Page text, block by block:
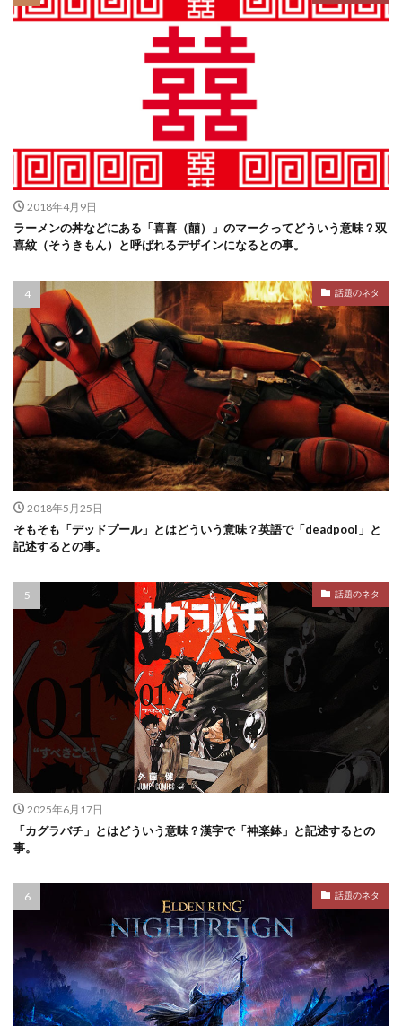
2018年4月9日
ラーメンの丼などにある「喜喜（囍）」のマークってどういう意味？双
喜紋（そうきもん）と呼ばれるデザインになるとの事。
話題のネタ
2018年5月25日
そもそも「デッドプール」とはどういう意味？英語で「deadpool」と
記述するとの事。
話題のネタ
2025年6月17日
「カグラバチ」とはどういう意味？漢字で「神楽鉢」と記述するとの
事。
話題のネタ